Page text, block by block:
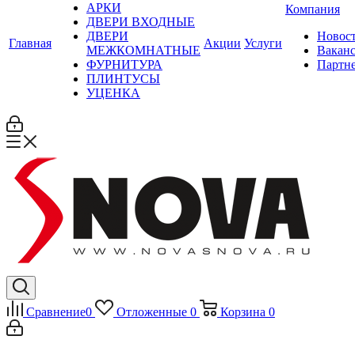
Главная
АРКИ
ДВЕРИ ВХОДНЫЕ
ДВЕРИ
МЕЖКОМНАТНЫЕ
ФУРНИТУРА
ПЛИНТУСЫ
УЦЕНКА
Акции Услуги
Компания
Сравнение0 Отложенные 0 Корзина 0